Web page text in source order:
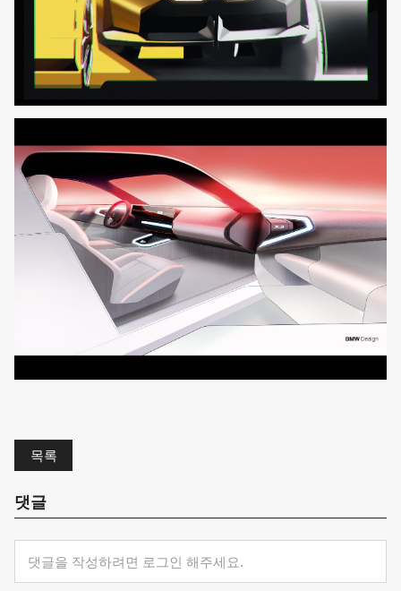
목록
댓글
댓글을 작성하려면 로그인 해주세요.